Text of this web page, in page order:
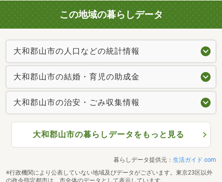
この地域の暮らしデータ
大和郡山市の人口などの統計情報
大和郡山市の結婚・育児の助成金
大和郡山市の治安・ごみ収集情報
大和郡山市の暮らしデータをもっと見る
暮らしデータ提供元： 生活ガイド.com
※行政機関により公表していない地域及びデータがございます。東京23区以外
の政令指定都市は、市全体のデータとして表示しています。